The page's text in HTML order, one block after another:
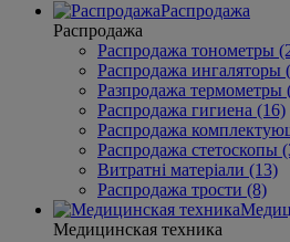
Распродажа
Распродажа
Распродажа тонометры
Распродажа ингаляторы
Разпродажа термометры
Распродажа гигиена (16)
Распродажа
Распродажа стетоскопы
Витратні матеріали (13)
Распродажа трости (8)
Медицинская техника